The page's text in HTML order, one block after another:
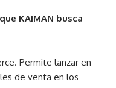
KAIMAN busca
Permite lanzar en
de venta en los